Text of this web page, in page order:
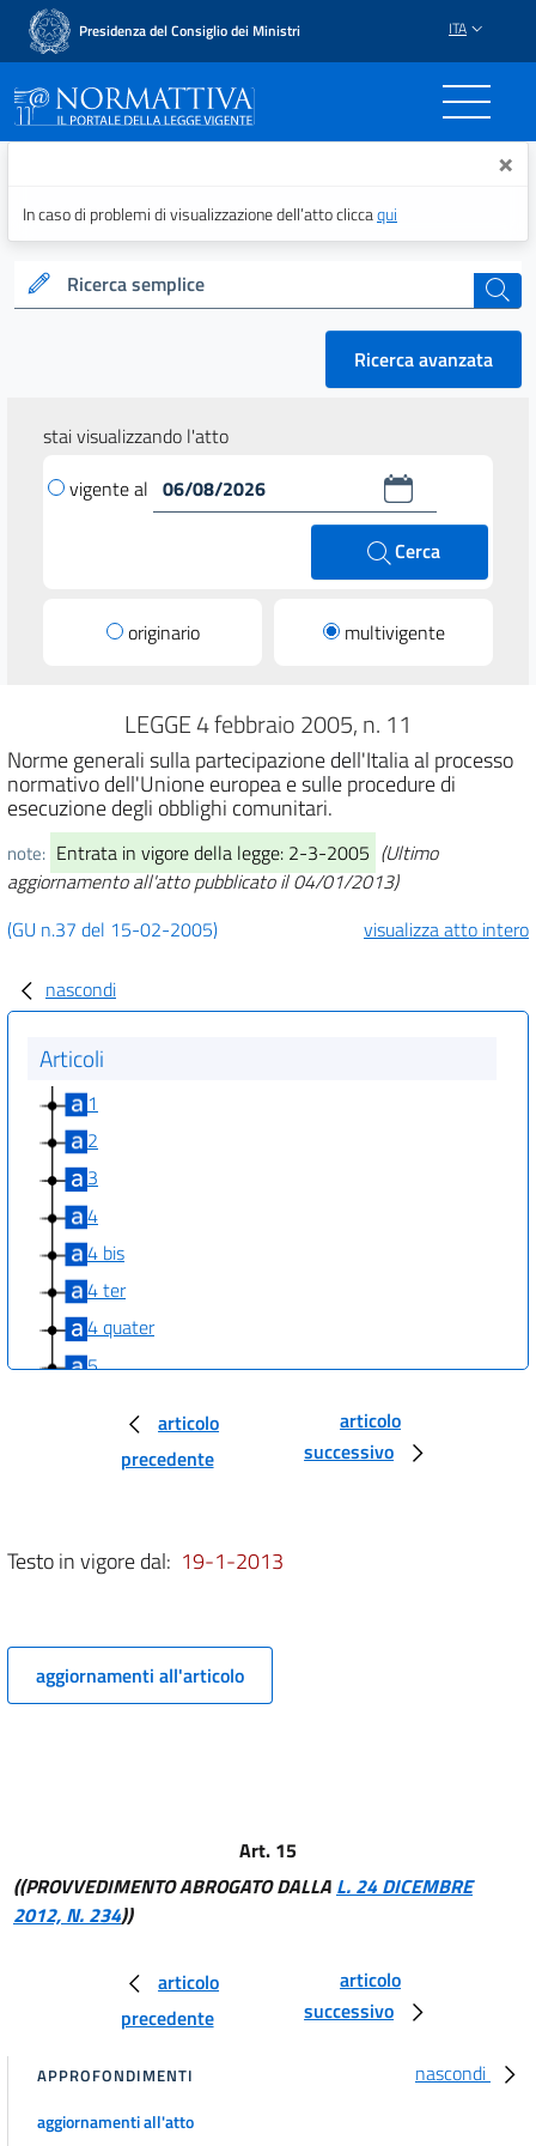
Presidenza del Consiglio dei Ministri ITA
Normattiva - Il portale ×
In caso di problemi di visualizzazione dell’atto cliccaqui
Ricerca semplice cerca
Ricerca avanzata
stai visualizzando l'atto
vigente al
Cerca
originario multivigente
LEGGE 4 febbraio 2005, n. 11
Norme generali sulla partecipazione dell'Italia al processo
normativo dell'Unione europea e sulle procedure di
esecuzione degli obblighi comunitari.
note: Entrata in vigore della legge: 2-3-2005 (Ultimo
aggiornamento all'atto pubblicato il 04/01/2013)
(GU n.37 del 15-02-2005)
visualizza atto intero
nascondi
Articoli
1
2
3
4
4 bis
4 ter
4 quater
5
9
12
15 bis
15 ter
18
19
articolo
precedente
articolo
successivo
Testo in vigore dal: 19-1-2013
aggiornamenti all'articolo
Art. 15
((PROVVEDIMENTO ABROGATO DALLA L. 24 DICEMBRE
2012, N. 234))
articolo
precedente
articolo
successivo
nascondi
APPROFONDIMENTI
aggiornamenti all'atto